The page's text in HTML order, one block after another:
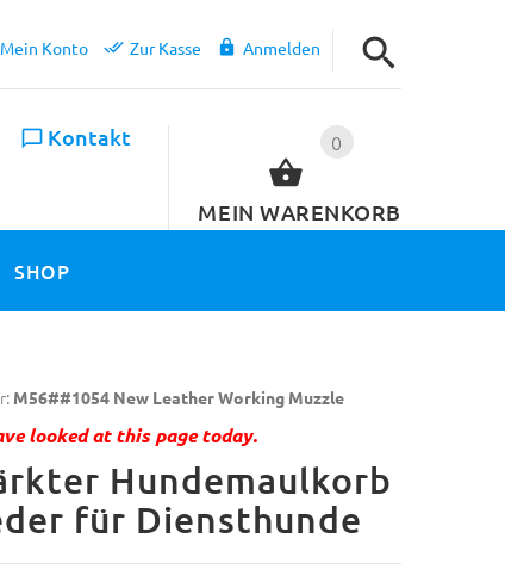
Mein Konto Zur Kasse Anmelden
0
MEIN WARENKORB
Kontakt
SHOP
M56##1054 New Leather Working Muzzle
looked at this page today.
Hundemaulkorb
für Diensthunde